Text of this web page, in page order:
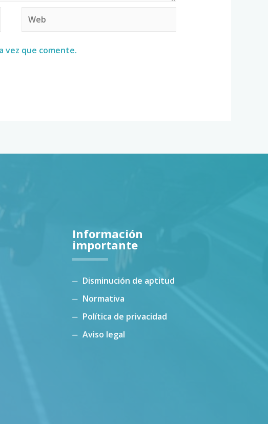
vez que comente.
Información
importante
Disminución de aptitud
Normativa
Política de privacidad
Aviso legal